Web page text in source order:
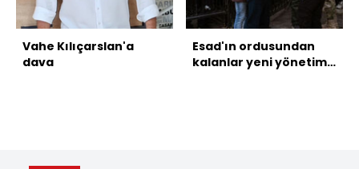
Vahe Kılıçarslan'a
dava
Esad'ın ordusundan
kalanlar yeni yönetime